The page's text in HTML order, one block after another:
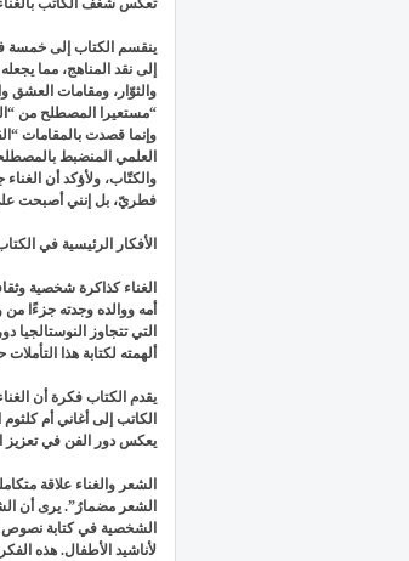
تعكس شغف الكاتب
ينقسم الكتاب إلى خمسة
إلى نقد المناهج، مما
والثوّار، ومقامات العشق
“مستعيرا المصطلح من
وإنما قصدت بالمقامات
العلمي المنضبط
والكتّاب، ولأؤكد أن
فطريّ، بل إنني أصبحت
الأفكار الرئيسية في
الغناء كذاكرة شخصية
أمه ووالده وجدته جزءًا
التي تتجاوز النوستالجيا
ألهمته لكتابة هذا
يقدم الكتاب فكرة أن
يعكس دور الفن في تعزيز
الشعر والغناء علاقة
الشعر مضمارُ”. يرى أن
الشخصية في كتابة نصوص
لأناشيد الأطفال. هذه